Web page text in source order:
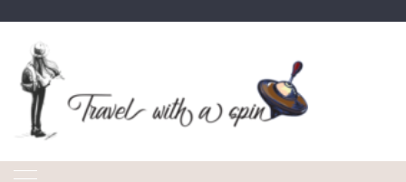
content